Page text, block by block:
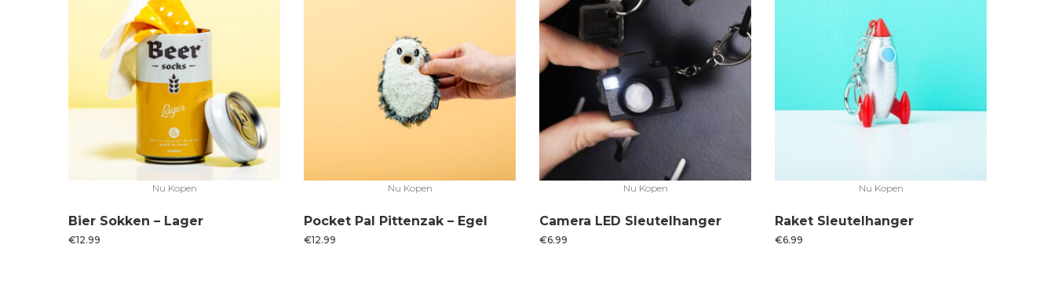
Nu Kopen
Bier Sokken – Lager
€12.99
Nu Kopen
Pocket Pal Pittenzak – Egel
€12.99
Nu Kopen
Camera LED Sleutelhanger
€6.99
Nu Kopen
Raket Sleutelhanger
€6.99